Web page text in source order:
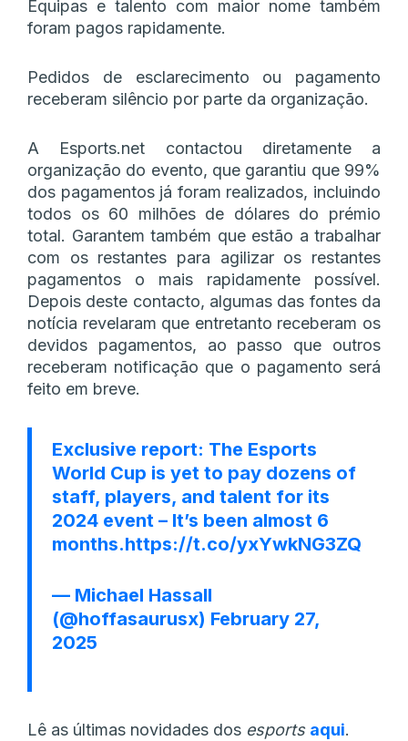
Equipas e talento com maior nome também
foram pagos rapidamente.
Pedidos de esclarecimento ou pagamento
receberam silêncio por parte da organização.
A Esports.net contactou diretamente a
organização do evento, que garantiu que 99%
dos pagamentos já foram realizados, incluindo
todos os 60 milhões de dólares do prémio
total. Garantem também que estão a trabalhar
com os restantes para agilizar os restantes
pagamentos o mais rapidamente possível.
Depois deste contacto, algumas das fontes da
notícia revelaram que entretanto receberam os
devidos pagamentos, ao passo que outros
receberam notificação que o pagamento será
feito em breve.
Exclusive report: The Esports
World Cup is yet to pay dozens of
staff, players, and talent for its
2024 event – It’s been almost 6
months.https://t.co/yxYwkNG3ZQ
— Michael Hassall
(@hoffasaurusx) February 27,
2025
Lê as últimas novidades dos esports aqui.